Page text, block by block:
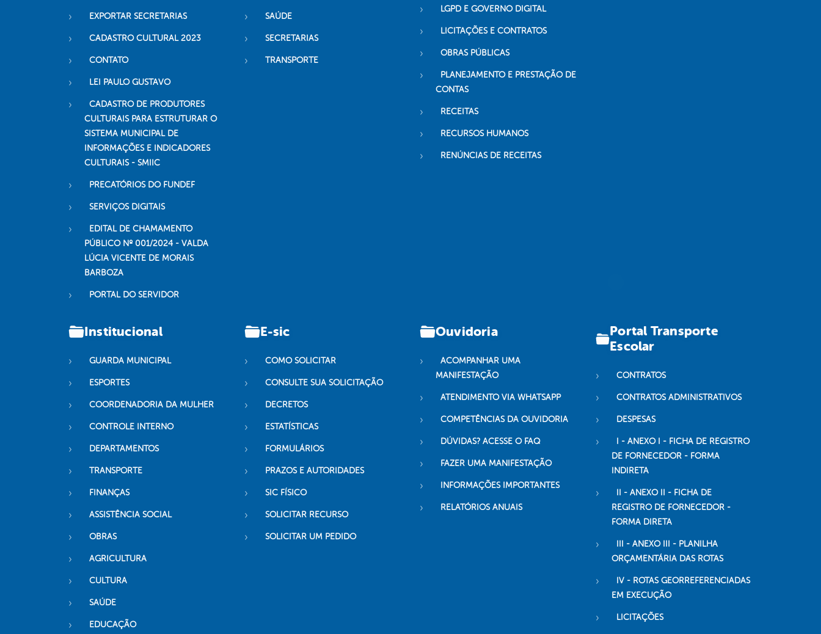
EXPORTAR SECRETARIAS
CADASTRO CULTURAL 2023
CONTATO
LEI PAULO GUSTAVO
CADASTRO DE PRODUTORES
CULTURAIS PARA ESTRUTURAR O
SISTEMA MUNICIPAL DE
INFORMAÇÕES E INDICADORES
CULTURAIS - SMIIC
PRECATÓRIOS DO FUNDEF
SERVIÇOS DIGITAIS
EDITAL DE CHAMAMENTO
PÚBLICO Nº 001/2024 - VALDA
LÚCIA VICENTE DE MORAIS
BARBOZA
PORTAL DO SERVIDOR
SAÚDE
SECRETARIAS
TRANSPORTE
LGPD E GOVERNO DIGITAL
LICITAÇÕES E CONTRATOS
OBRAS PÚBLICAS
PLANEJAMENTO E PRESTAÇÃO DE
CONTAS
RECEITAS
RECURSOS HUMANOS
RENÚNCIAS DE RECEITAS
Institucional
GUARDA MUNICIPAL
ESPORTES
COORDENADORIA DA MULHER
CONTROLE INTERNO
DEPARTAMENTOS
TRANSPORTE
FINANÇAS
ASSISTÊNCIA SOCIAL
OBRAS
AGRICULTURA
CULTURA
SAÚDE
EDUCAÇÃO
E-sic
COMO SOLICITAR
CONSULTE SUA SOLICITAÇÃO
DECRETOS
ESTATÍSTICAS
FORMULÁRIOS
PRAZOS E AUTORIDADES
SIC FÍSICO
SOLICITAR RECURSO
SOLICITAR UM PEDIDO
Ouvidoria
ACOMPANHAR UMA
MANIFESTAÇÃO
ATENDIMENTO VIA WHATSAPP
COMPETÊNCIAS DA OUVIDORIA
DÚVIDAS? ACESSE O FAQ
FAZER UMA MANIFESTAÇÃO
INFORMAÇÕES IMPORTANTES
RELATÓRIOS ANUAIS
Portal Transporte
Escolar
CONTRATOS
CONTRATOS ADMINISTRATIVOS
DESPESAS
I - ANEXO I - FICHA DE REGISTRO
DE FORNECEDOR - FORMA
INDIRETA
II - ANEXO II - FICHA DE
REGISTRO DE FORNECEDOR -
FORMA DIRETA
III - ANEXO III - PLANILHA
ORÇAMENTÁRIA DAS ROTAS
IV - ROTAS GEORREFERENCIADAS
EM EXECUÇÃO
LICITAÇÕES